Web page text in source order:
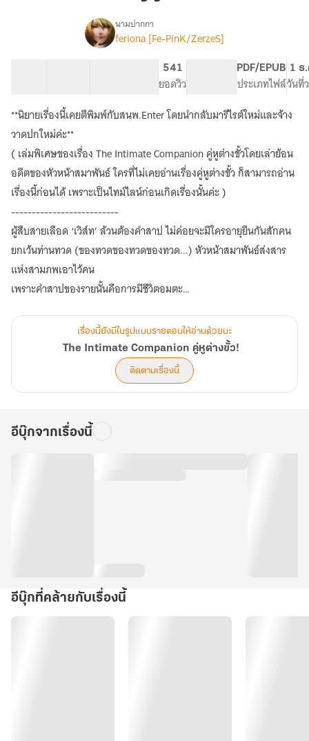
ล่า
วิญญาณ
เรื่องThe
Companion
คู่หู
ต่าง
ขั้ว!
นามปากกา
feriona [Fe-PinK/ZerzeS]
541
ยอดวิว
PDF/EPUB
ประเภทไฟล์
1 ธ
วันที่
**นิยายเรื่องนี้เคยตีพิมพ์กับสนพ.Enter โดยนำกลับมารีไรต์ใหม่และจ้าง
วาดปกใหม่ค่ะ**
( เล่มพิเศษของเรื่อง The Intimate Companion คู่หูต่างขั้วโดยเล่าย้อน
อดีตของหัวหน้าสมาพันธ์ ใครที่ไม่เคยอ่านเรื่องคู่หูต่างขั้ว ก็สามารถอ่าน
เรื่องนี้ก่อนได้ เพราะเป็นไทม์ไลน์ก่อนเกิดเรื่องนั้นค่ะ )
--------------------------
ผู้สืบสายเลือด ‘เวิส์ท’ ล้วนต้องคำสาป ไม่ค่อยจะมีใครอายุยืนกันสักคน
ยกเว้นท่านทวด (ของทวดของทวดของทวด...) หัวหน้าสมาพันธ์ส่งสาร
แห่งสามภพเอาไว้คน
เพราะคำสาปของรายนั้นคือการมีชีวิตอมตะ
สำหรับกลาเซียส คำสาปของเขาเป็นอะไรง่ายๆ ไม่ซับซ้อน
ก็แค่จะหมดแรงแห้งเหี่ยวตายหลังอายุครบสิบห้าปีเต็มเท่านั้นเอง
โชคดีอยู่หน่อยที่รู้วิธีถอนคำสาป และยังพอมีเวลาให้ดำเนินการ
การออกท่องไปในโลกกว้างของเด็กหนุ่มตัวแสบกับพยัคฆ์เมฆาผมเงิน
เพื่อปฏิบัติภารกิจตามล่าหาดวงวิญญาณมาเป็นพลังชีวิตสำรอง
เรื่องนี้ยังมีในรูปแบบรายตอนให้อ่านด้วยนะ
The Intimate Companion คู่หูต่างขั้ว!
ติดตามเรื่องนี้
อีบุ๊กจากเรื่องนี้
อีบุ๊กที่คล้ายกับเรื่องนี้